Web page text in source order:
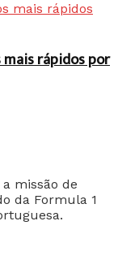
rápidos por
missão de
da Formula 1